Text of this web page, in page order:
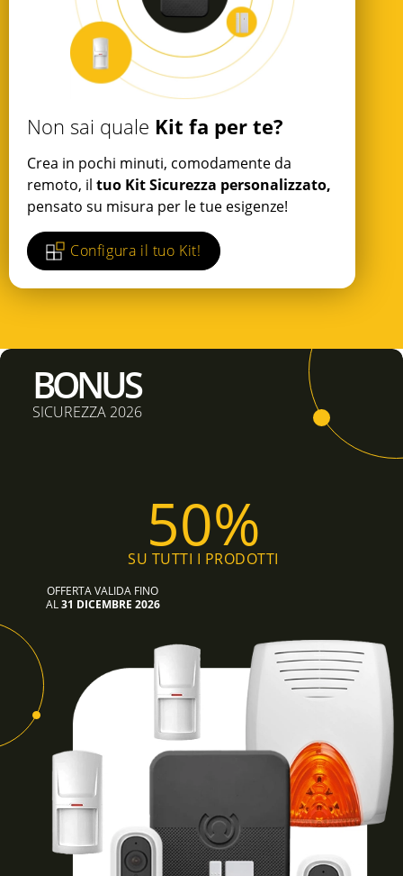
Non sai quale Kit fa per te?
Crea in pochi minuti, comodamente da
remoto, il tuo Kit Sicurezza personalizzato,
pensato su misura per le tue esigenze!
Configura il tuo Kit!
BONUS
SICUREZZA 2026
50%
SU TUTTI I PRODOTTI
OFFERTA VALIDA FINO
AL 31 DICEMBRE 2026